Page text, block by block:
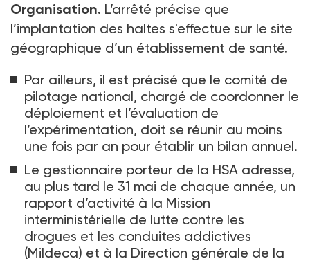
Organisation. L’arrêté précise que
l’implantation des haltes s'effectue sur le site
géographique d’un établissement de santé.
Par ailleurs, il est précisé que le comité de
pilotage national, chargé de coordonner le
déploiement et l’évaluation de
l’expérimentation, doit se réunir au moins
une fois par an pour établir un bilan annuel.
Le gestionnaire porteur de la HSA adresse,
au plus tard le 31 mai de chaque année, un
rapport d’activité à la Mission
interministérielle de lutte contre les
drogues et les conduites addictives
(Mildeca) et à la Direction générale de la